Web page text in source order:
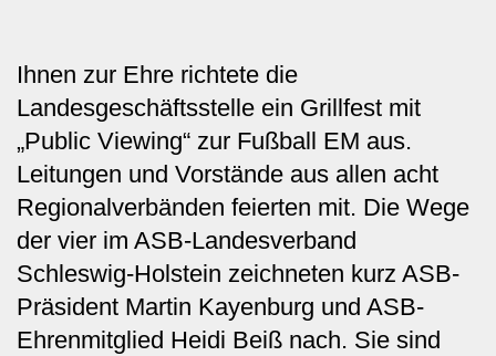
Ihnen zur Ehre richtete die
Landesgeschäftsstelle ein Grillfest mit
„Public Viewing“ zur Fußball EM aus.
Leitungen und Vorstände aus allen acht
Regionalverbänden feierten mit. Die Wege
der vier im ASB-Landesverband
Schleswig-Holstein zeichneten kurz ASB-
Präsident Martin Kayenburg und ASB-
Ehrenmitglied Heidi Beiß nach. Sie sind